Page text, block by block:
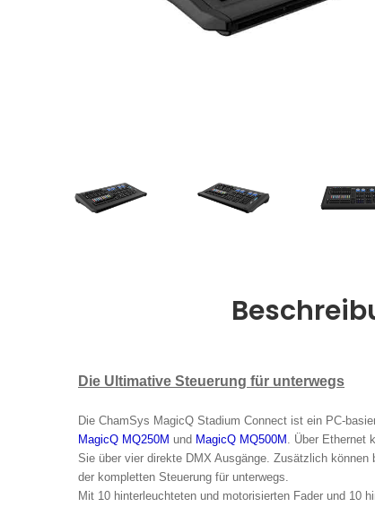
Die Ultimative Steuerung für unterwegs
Die ChamSys MagicQ Stadium Connect ist ein PC-
MagicQ MQ250M und MagicQ MQ500M
Über Ethernet
Sie über vier direkte DMX Ausgänge. Zusätzlich
der kompletten Steuerung für unterwegs.
Mit 10 hinterleuchteten und motorisierten Fader und 10